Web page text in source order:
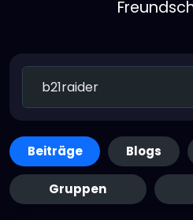
Beiträge Blogs
Gruppen